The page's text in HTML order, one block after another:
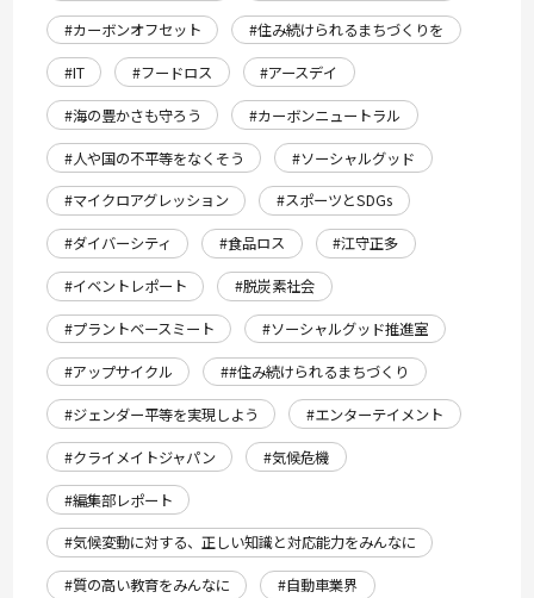
#カーボンオフセット
#住み続けられるまちづくりを
#IT
#フードロス
#アースデイ
#海の豊かさも守ろう
#カーボンニュートラル
#人や国の不平等をなくそう
#ソーシャルグッド
#マイクロアグレッション
#スポーツとSDGs
#ダイバーシティ
#食品ロス
#江守正多
#イベントレポート
#脱炭素社会
#プラントベースミート
#ソーシャルグッド推進室
#アップサイクル
##住み続けられるまちづくり
#ジェンダー平等を実現しよう
#エンターテイメント
#クライメイトジャパン
#気候危機
#編集部レポート
#気候変動に対する、正しい知識と対応能力をみんなに
#質の高い教育をみんなに
#自動車業界